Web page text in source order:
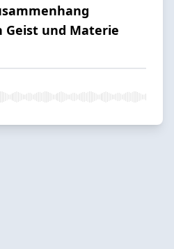
Geist und Materie